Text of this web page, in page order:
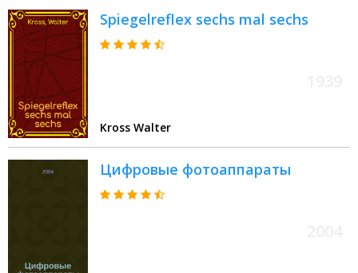
Spiegelreflex sechs mal sechs
Kross Walter
Цифровые фотоаппараты